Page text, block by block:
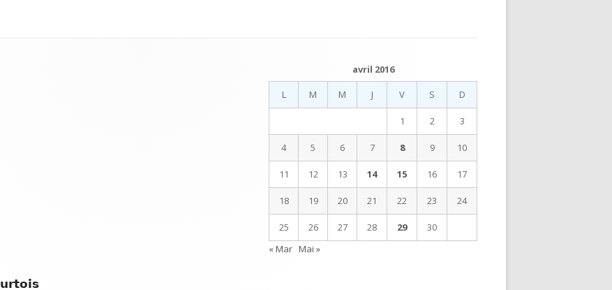
avril 2016
L
M M J V S D
1 2 3
4 5 6 7 8 9 10
11 12 13 14 15 16 17
18 19 20 21 22 23 24
25 26 27 28 29
30
« Mar Mai »